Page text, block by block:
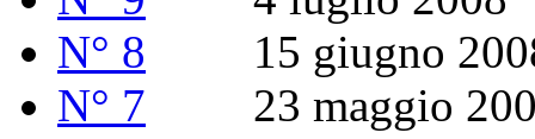
N° 8 15 giugno
N° 7 23 maggio